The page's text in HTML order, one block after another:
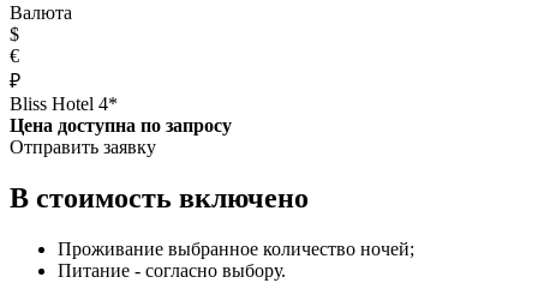
Валюта
$
€
₽
Bliss Hotel 4*
Цена доступна по запросу
Отправить заявку
В стоимость включено
Проживание выбранное количество ночей;
Питание - согласно выбору.